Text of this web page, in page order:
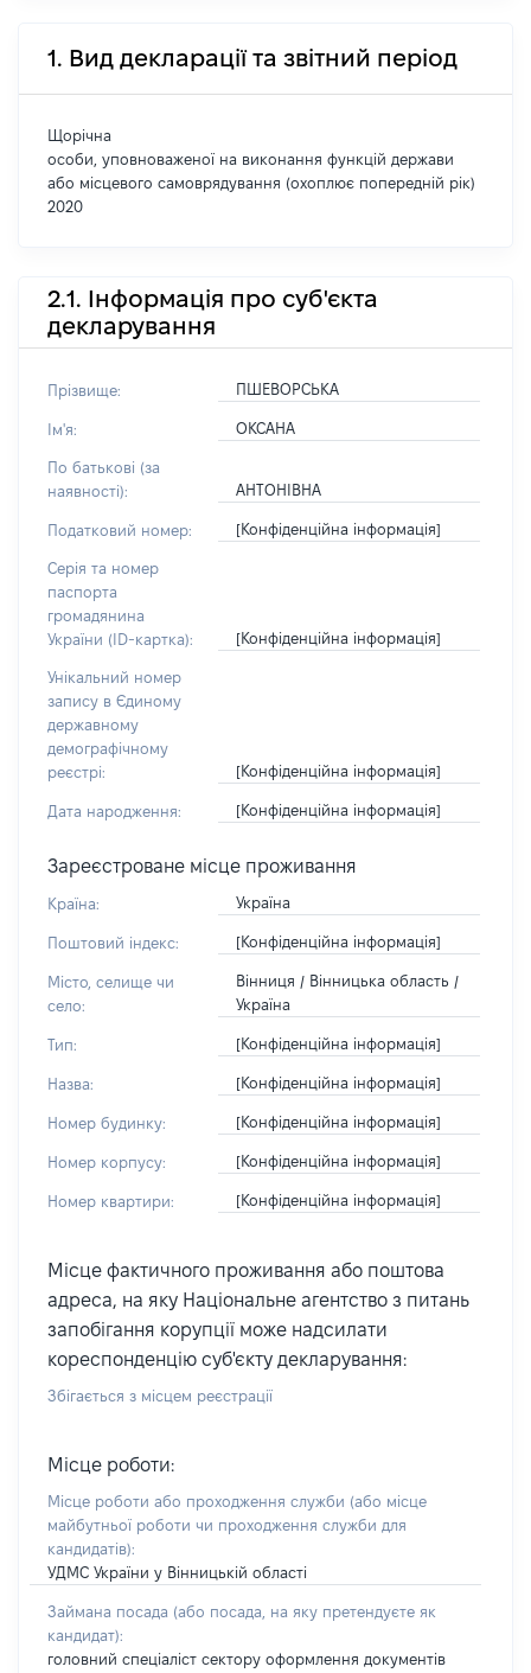
1. Вид декларації та звітний період
Щорічна
особи, уповноваженої на виконання функцій держави
або місцевого самоврядування (охоплює попередній рік)
2020
2.1. Інформація про суб'єкта
декларування
Прізвище: ПШЕВОРСЬКА
Ім'я: ОКСАНА
По батькові (за
наявності):
АНТОНІВНА
Податковий номер: [Конфіденційна інформація]
Серія та номер
паспорта
громадянина
України (ID-картка):
[Конфіденційна інформація]
Унікальний номер
запису в Єдиному
державному
демографічному
реєстрі:
[Конфіденційна інформація]
Дата народження: [Конфіденційна інформація]
Зареєстроване місце проживання
Країна: Україна
Поштовий індекс: [Конфіденційна інформація]
Місто, селище чи
село:
Вінниця / Вінницька область /
Україна
Тип: [Конфіденційна інформація]
Назва: [Конфіденційна інформація]
Номер будинку: [Конфіденційна інформація]
Номер корпусу: [Конфіденційна інформація]
Номер квартири: [Конфіденційна інформація]
Місце фактичного проживання або поштова
адреса, на яку Національне агентство з питань
запобігання корупції може надсилати
кореспонденцію суб'єкту декларування:
Збігається з місцем реєстрації
Місце роботи:
Місце роботи або проходження служби (або місце
майбутньої роботи чи проходження служби для
кандидатів):
УДМС України у Вінницькій області
Займана посада (або посада, на яку претендуєте як
кандидат):
головний спеціаліст сектору оформлення документів